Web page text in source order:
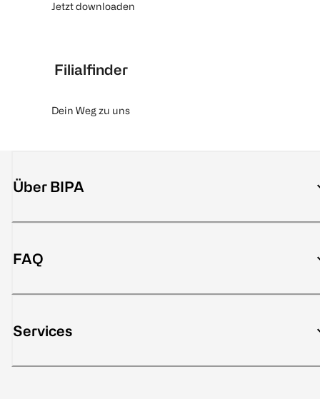
Jetzt downloaden
Filialfinder
Dein Weg zu uns
Über BIPA
FAQ
Services